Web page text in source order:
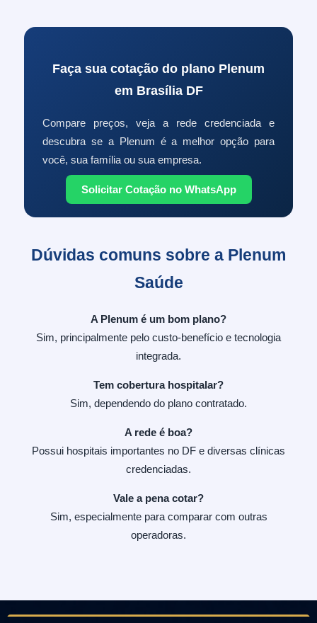
Faça sua cotação do plano Plenum
em Brasília DF
Compare preços, veja a rede credenciada e
descubra se a Plenum é a melhor opção para
você, sua família ou sua empresa.
Solicitar Cotação no WhatsApp
Dúvidas comuns sobre a Plenum
Saúde
A Plenum é um bom plano?
Sim, principalmente pelo custo-benefício e tecnologia
integrada.
Tem cobertura hospitalar?
Sim, dependendo do plano contratado.
A rede é boa?
Possui hospitais importantes no DF e diversas clínicas
credenciadas.
Vale a pena cotar?
Sim, especialmente para comparar com outras
operadoras.